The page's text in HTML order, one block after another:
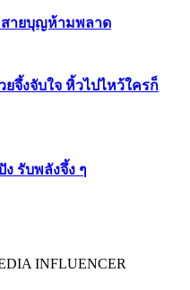
สายบุญห้ามพลาด
จึ้งจับใจ หิ้วไปไหว้ใครก็
ง รับพลังจึ้ง ๆ
INFLUENCER